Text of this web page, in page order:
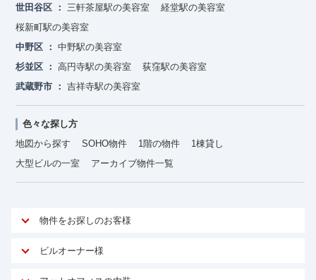
世田谷区
三軒茶屋駅の美容室
経堂駅の美容室
桜新町駅の美容室
中野区
中野駅の美容室
杉並区
高円寺駅の美容室
荻窪駅の美容室
武蔵野市
吉祥寺駅の美容室
色々な探し方
地図から探す
SOHO物件 1階の物件
1棟貸し
大型ビルの一室
アーカイブ物件一覧
物件をお探しのお客様
アットオフィスが選ばれる理由
ビルオーナー様
オーナー様向けサービス